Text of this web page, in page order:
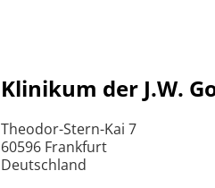
Klinikum der J.W.
Theodor-Stern-Kai 7
60596 Frankfurt
Deutschland